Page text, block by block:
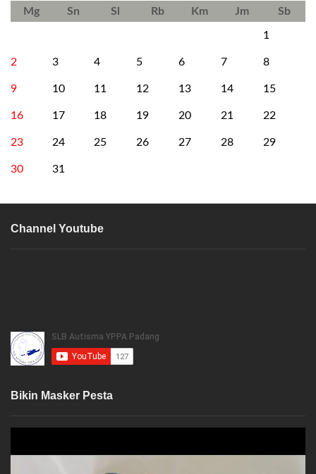
Mg Sn Sl Rb Km Jm Sb
1
2 3 4 5 6 7 8
9 10 11 12 13 14 15
16 17 18 19 20 21 22
23 24 25 26 27 28 29
30 31
Channel Youtube
Bikin Masker Pesta